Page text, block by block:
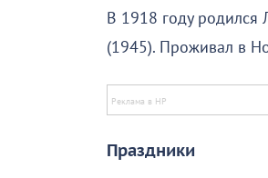
В 1918 году родился
(1945). Проживал в
Праздники